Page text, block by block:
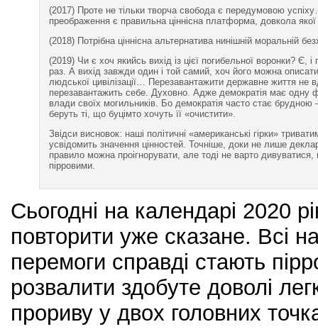
(2017) Проте не тільки творча свобода є передумовою
преображення є правильна ціннісна платформа, довкола якої
(2018) Потрібна ціннісна альтернатива нинішній моральній
(2019) Чи є хоч якийсь вихід із цієї погибельної воронки? Є, і
раз. А вихід завжди один і той самий, хоч його можна
людської цивілізації… Перезавантажити державне життя не
перезавантажить себе. Духовно. Адже демократія має одну
влади своїх могильників. Бо демократія часто стає
беруть ті, що буцімто хочуть її «очистити».
Звідси висновок: наші політичні «американські гірки»
усвідомить значення цінностей. Точніше, доки не лише
правило можна проігнорувати, але тоді не варто
пірровими.
Сьогодні на календарі 2020
повторити уже сказане. Всі
перемоги справді стають
розвалити здобуте доволі
прориву у двох головних